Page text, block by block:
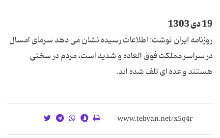
19 دی 1303
روزنامه ایران نوشت: اطلاعات رسیده نشان می دهد سرمای امسال
در سراسر مملکت فوق العاده و شدید است، مردم در سختی
هستند و عده ای تلف شده اند.